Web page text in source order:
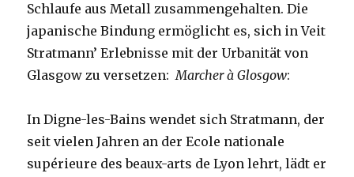
Schlaufe aus Metall zusammengehalten. Die
japanische Bindung ermöglicht es, sich in Veit
Stratmann’ Erlebnisse mit der Urbanität von
Glasgow zu versetzen:Marcher à Glosgow:
In Digne-les-Bains wendet sich Stratmann, der
seit vielen Jahren an der Ecole nationale
supérieure des beaux-arts de Lyon lehrt, lädt er